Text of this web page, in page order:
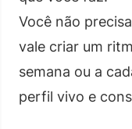
Você não
vale criar um
semana ou a
perfil vivo e